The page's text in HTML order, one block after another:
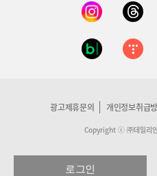
광고제휴문의 개인정보취급
Copyright ⓒ ㈜데일리
로그인